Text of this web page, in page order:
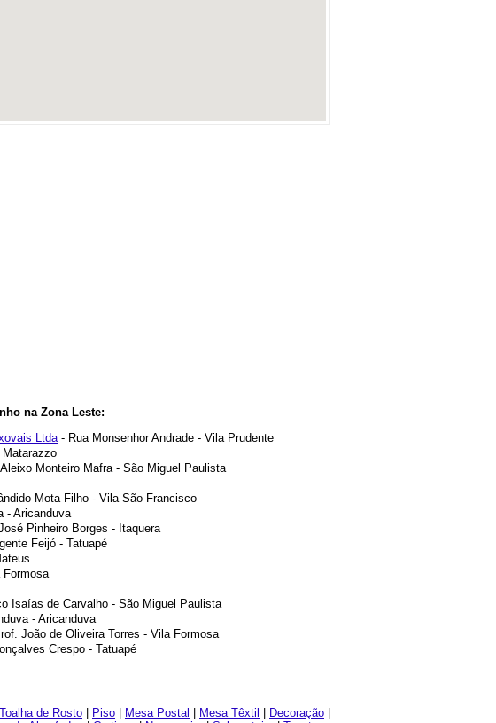
na Zona Leste:
Ltda- Rua Monsenhor Andrade - Vila Prudente
Monteiro Mafra - São Miguel Paulista
Mota Filho - Vila São Francisco
- Aricanduva
Pinheiro Borges - Itaquera
Feijó - Tatuapé
Formosa
Isaías de Carvalho - São Miguel Paulista
- Aricanduva
João de Oliveira Torres - Vila Formosa
Crespo - Tatuapé
Toalha de Rosto Piso Mesa Postal Mesa Têxtil Decoração